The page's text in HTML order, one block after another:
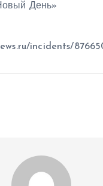
День»
incidents/